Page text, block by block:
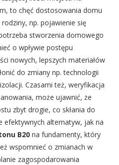
to chęć dostosowania domu
np. pojawienie się
stworzenia domowego
o wpływie postępu
nowych, lepszych materiałów
do zmiany np. technologii
Czasami też, weryfikacja
może ujawnić, że
zbyt drogie, co skłania do
efektywnych alternatyw, jak na
B20 na fundamenty, który
wspomnieć o zmianach w
zagospodarowania